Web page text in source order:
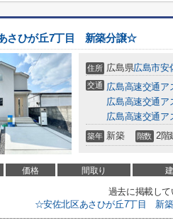
さひが丘7丁目 新築分譲☆
住所 広島県広島市安
交通 広島高速交通ア
広島高速交通ア
広島高速交通ア
築年 新築 階数 2階
価格 間取り
過去に掲載して
☆安佐北区あさひが丘7丁目 新